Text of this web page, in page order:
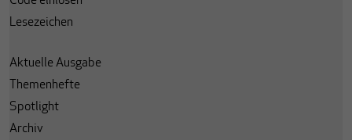
Lesezeichen
Aktuelle Ausgabe
Themenhefte
Spotlight
Archiv